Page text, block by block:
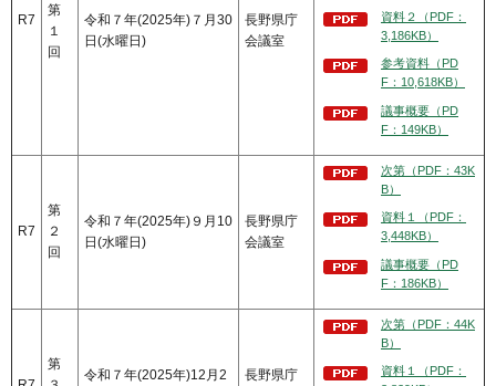
R7
第
１
回
令和７年(2025年)７月30
日(水曜日)
長野県庁
会議室
資料２（PDF：
3,186KB）
参考資料（PD
F：10,618KB）
議事概要（PD
F：149KB）
R7
第
２
回
令和７年(2025年)９月10
日(水曜日)
長野県庁
会議室
次第（PDF：43K
B）
資料１（PDF：
3,448KB）
議事概要（PD
F：186KB）
第
令和７年(2025年)12月2
長野県庁
次第（PDF：44K
B）
資料１（PDF：